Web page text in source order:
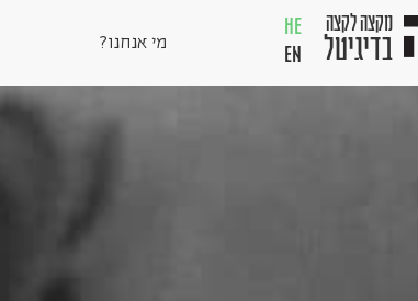
מקצה לקצה
בדיגיטל
HE
EN
מי אנחנו?